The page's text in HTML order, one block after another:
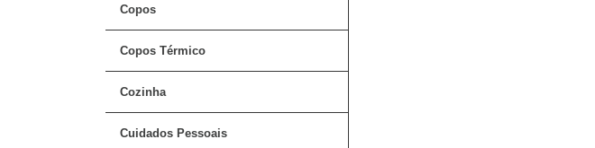
Copos
Copos Térmico
Cozinha
Cuidados Pessoais